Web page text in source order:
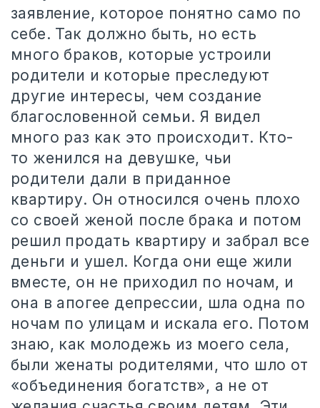
заявление, которое понятно само по
себе. Так должно быть, но есть
много браков, которые устроили
родители и которые преследуют
другие интересы, чем создание
благословенной семьи. Я видел
много раз как это происходит. Кто-
то женился на девушке, чьи
родители дали в приданное
квартиру. Он относился очень плохо
со своей женой после брака и потом
решил продать квартиру и забрал все
деньги и ушел. Когда они еще жили
вместе, он не приходил по ночам, и
она в апогее депрессии, шла одна по
ночам по улицам и искала его. Потом
знаю, как молодежь из моего села,
были женаты родителями, что шло от
«объединения богатств», а не от